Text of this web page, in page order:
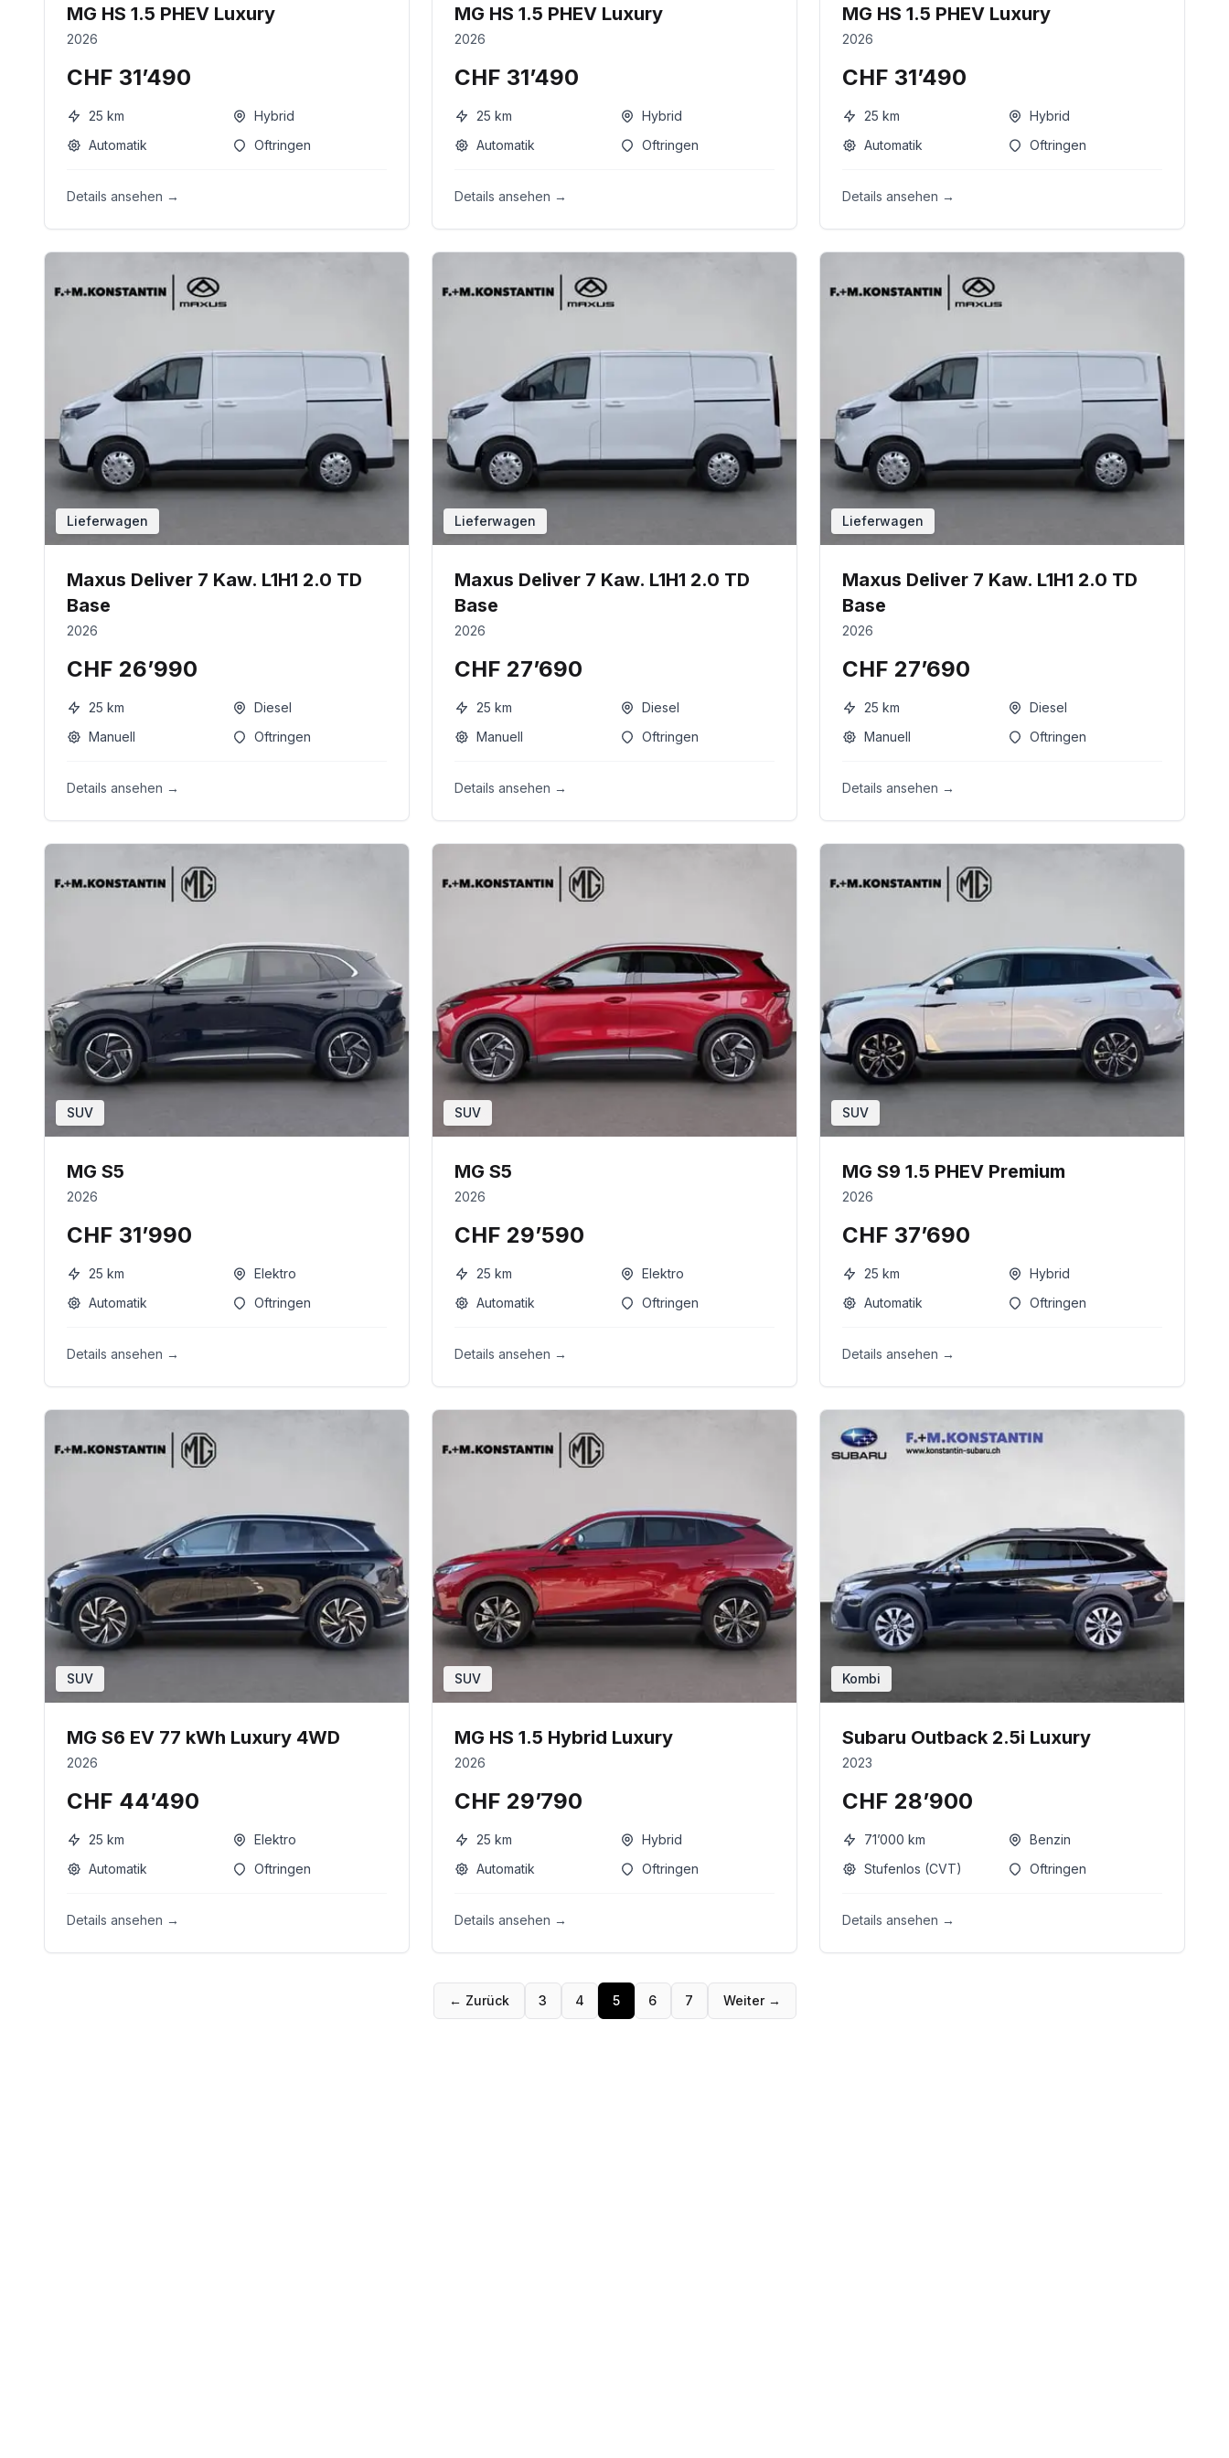
MG HS 1.5 PHEV Luxury
2026
CHF 31’490
25 km
Hybrid
Automatik
Oftringen
Details ansehen →
MG HS 1.5 PHEV Luxury
2026
CHF 31’490
25 km
Hybrid
Automatik
Oftringen
Details ansehen →
MG HS 1.5 PHEV Luxury
2026
CHF 31’490
25 km
Hybrid
Automatik
Oftringen
Details ansehen →
Lieferwagen
Maxus Deliver 7 Kaw. L1H1 2.0 TD
Base
2026
CHF 26’990
25 km
Diesel
Manuell
Oftringen
Details ansehen →
Lieferwagen
Maxus Deliver 7 Kaw. L1H1 2.0 TD
Base
2026
CHF 27’690
25 km
Diesel
Manuell
Oftringen
Details ansehen →
Lieferwagen
Maxus Deliver 7 Kaw. L1H1 2.0 TD
Base
2026
CHF 27’690
25 km
Diesel
Manuell
Oftringen
Details ansehen →
SUV
MG S5
2026
CHF 31’990
25 km
Elektro
Automatik
Oftringen
Details ansehen →
SUV
MG S5
2026
CHF 29’590
25 km
Elektro
Automatik
Oftringen
Details ansehen →
SUV
MG S9 1.5 PHEV Premium
2026
CHF 37’690
25 km
Hybrid
Automatik
Oftringen
Details ansehen →
SUV
MG S6 EV 77 kWh Luxury 4WD
2026
CHF 44’490
25 km
Elektro
Automatik
Oftringen
Details ansehen →
SUV
MG HS 1.5 Hybrid Luxury
2026
CHF 29’790
25 km
Hybrid
Automatik
Oftringen
Details ansehen →
Kombi
Subaru Outback 2.5i Luxury
2023
CHF 28’900
71’000 km
Benzin
Stufenlos (CVT)
Oftringen
Details ansehen →
← Zurück 3 4 5 6 7 Weiter →